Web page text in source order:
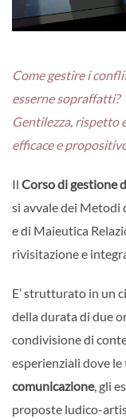
Come gestire i
esserne sopraffatti?
Gentilezza, rispetto
efficace e
Il Corso di gestione
si avvale dei Metodi
e di Maieutica
rivisitazione e
E’ strutturato in un
della durata di due
condivisione di
esperienziali dove
comunicazione, gli
proposte ludico-